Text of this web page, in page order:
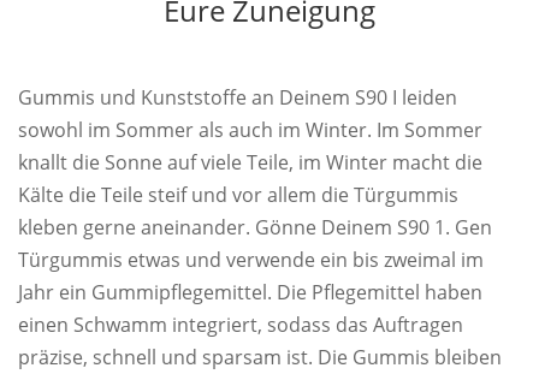
Eure Zuneigung
Gummis und Kunststoffe an Deinem S90 I leiden
sowohl im Sommer als auch im Winter. Im Sommer
knallt die Sonne auf viele Teile, im Winter macht die
Kälte die Teile steif und vor allem die Türgummis
kleben gerne aneinander. Gönne Deinem S90 1. Gen
Türgummis etwas und verwende ein bis zweimal im
Jahr ein Gummipflegemittel. Die Pflegemittel haben
einen Schwamm integriert, sodass das Auftragen
präzise, schnell und sparsam ist. Die Gummis bleiben